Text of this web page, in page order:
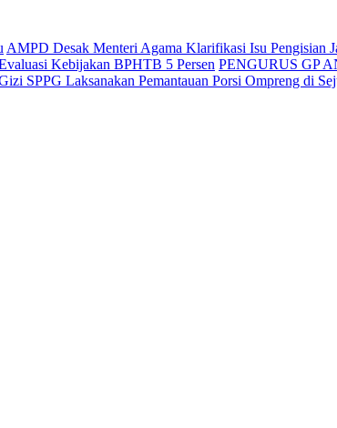
AMPD Desak Menteri Agama Klarifikasi Isu Pengisian
Kebijakan BPHTB 5 Persen PENGURUS GP
SPPG Laksanakan Pemantauan Porsi Ompreng di